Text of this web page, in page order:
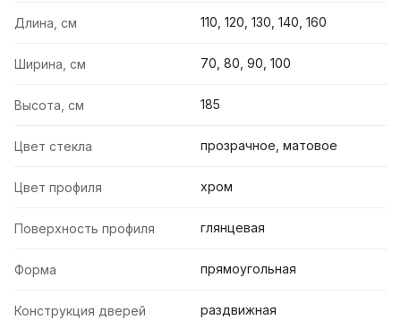
Длина, см 110, 120, 130, 140, 160
Ширина, см 70, 80, 90, 100
Высота, см 185
Цвет стекла прозрачное, матовое
Цвет профиля хром
Поверхность профиля глянцевая
Форма прямоугольная
Конструкция дверей раздвижная